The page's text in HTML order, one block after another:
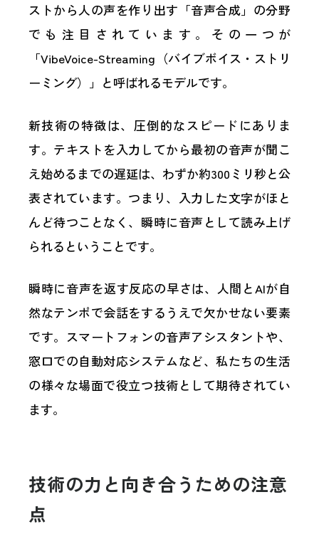
ストから人の声を作り出す「音声合成」の分野
でも注目されています。その一つが
「VibeVoice-Streaming（バイブボイス・ストリ
ーミング）」と呼ばれるモデルです。
新技術の特徴は、圧倒的なスピードにありま
す。テキストを入力してから最初の音声が聞こ
え始めるまでの遅延は、わずか約300ミリ秒と公
表されています。つまり、入力した文字がほと
んど待つことなく、瞬時に音声として読み上げ
られるということです。
瞬時に音声を返す反応の早さは、人間とAIが自
然なテンポで会話をするうえで欠かせない要素
です。スマートフォンの音声アシスタントや、
窓口での自動対応システムなど、私たちの生活
の様々な場面で役立つ技術として期待されてい
ます。
技術の力と向き合うための注意
点